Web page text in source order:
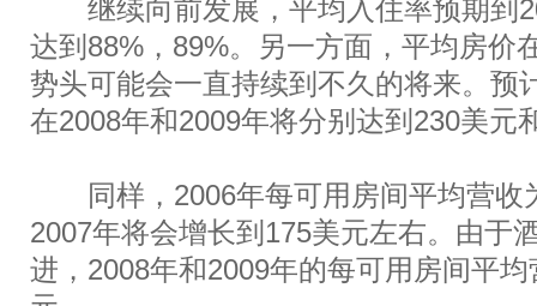
继续向前发展，平均入住率预期到
达到88%，89%。另一方面，平均房价
势头可能会一直持续到不久的将来。预
在2008年和2009年将分别达到230美元
同样，2006年每可用房间平均营收
2007年将会增长到175美元左右。由于
进，2008年和2009年的每可用房间平